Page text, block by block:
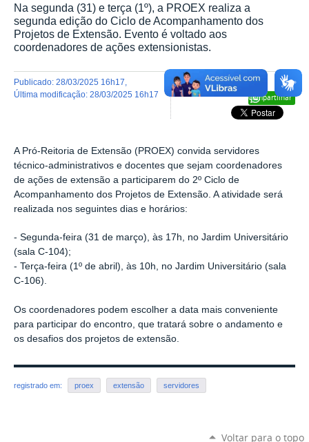
Na segunda (31) e terça (1º), a PROEX realiza a
segunda edição do Ciclo de Acompanhamento dos
Projetos de Extensão. Evento é voltado aos
coordenadores de ações extensionistas.
Compartilhar
publicado: 28/03/2025 16h17
última modificação: 28/03/2025 16h17
A Pró-Reitoria de Extensão (PROEX) convida servidores
técnico-administrativos e docentes que sejam coordenadores
de ações de extensão a participarem do 2º Ciclo de
Acompanhamento dos Projetos de Extensão. A atividade será
realizada nos seguintes dias e horários:
- Segunda-feira (31 de março), às 17h, no Jardim Universitário
(sala C-104);
- Terça-feira (1º de abril), às 10h, no Jardim Universitário (sala
C-106).
Os coordenadores podem escolher a data mais conveniente
para participar do encontro, que tratará sobre o andamento e
os desafios dos projetos de extensão.
registrado em: proex extensão servidores
Voltar para o topo